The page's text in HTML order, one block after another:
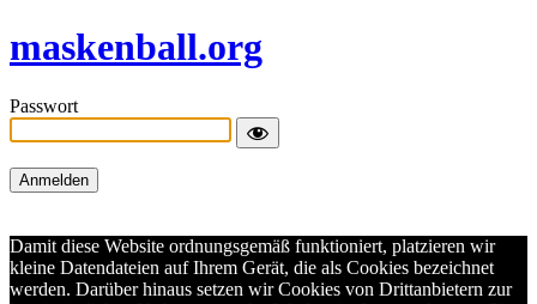
maskenball.org
Passwort
Damit diese Website ordnungsgemäß funktioniert, platzieren wir
kleine Datendateien auf Ihrem Gerät, die als Cookies bezeichnet
werden. Darüber hinaus setzen wir Cookies von Drittanbietern zur